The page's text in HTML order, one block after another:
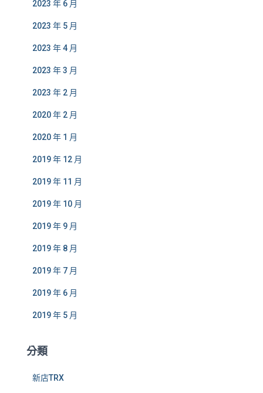
2023 年 6 月
2023 年 5 月
2023 年 4 月
2023 年 3 月
2023 年 2 月
2020 年 2 月
2020 年 1 月
2019 年 12 月
2019 年 11 月
2019 年 10 月
2019 年 9 月
2019 年 8 月
2019 年 7 月
2019 年 6 月
2019 年 5 月
分類
新店TRX